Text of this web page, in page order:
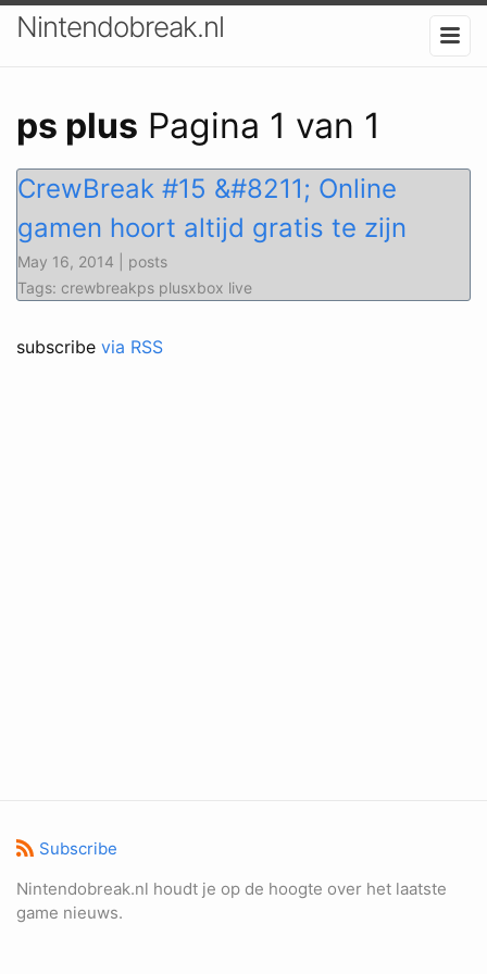
Nintendobreak.nl
ps plus Pagina 1 van 1
CrewBreak #15 &#8211; Online
gamen hoort altijd gratis te zijn
May 16, 2014 | posts
Tags: crewbreakps plusxbox live
subscribe via RSS
Subscribe
Nintendobreak.nl houdt je op de hoogte over het laatste
game nieuws.